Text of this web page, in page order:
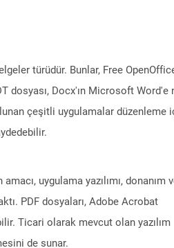
türüdür. Bunlar, Free
dosyası, Docx'ın Microsoft Word'e
çeşitli uygulamalar düzenleme
uygulama yazılımı, donanım
PDF dosyaları, Adobe Acrobat
Ticari olarak mevcut olan yazılım
de sunar.